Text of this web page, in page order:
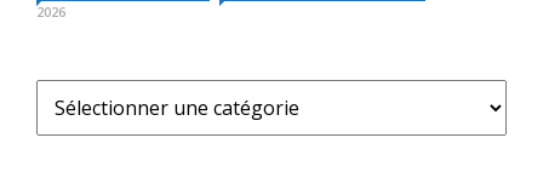
2026